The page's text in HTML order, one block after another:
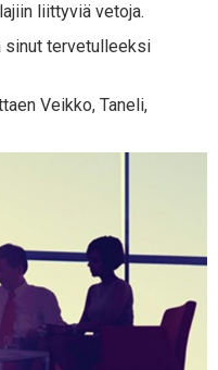
liittyviä vetoja.
sinut tervetulleeksi
Veikko, Taneli,